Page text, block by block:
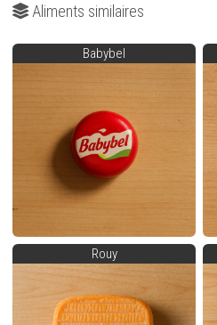
Aliments similaires
Babybel
Rouy